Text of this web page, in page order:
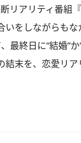
リアリティ番組
いをしながらも
最終日に“結婚”
結末を、恋愛リ